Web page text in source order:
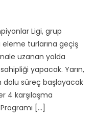
Ligi, grup
eleme turlarına geçiş
uzanan yolda
yapacak. Yarın,
süreç başlayacak
4 karşılaşma
[…]